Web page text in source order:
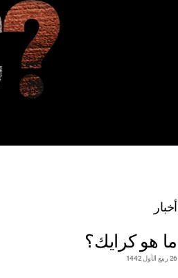
أخبار
ما هو كرايك؟
26 ربيع الأول 1442